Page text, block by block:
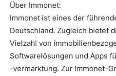
Über Immonet:
Immonet ist eines der
Deutschland. Zugleich bietet
Vielzahl von
Softwarelösungen und Apps
-vermarktung. Zur Immonet-